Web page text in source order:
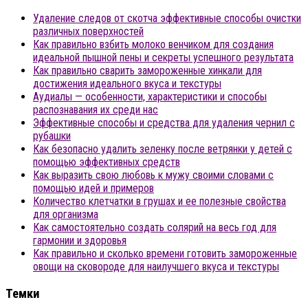
Удаление следов от скотча эффективные способы очистки
различных поверхностей
Как правильно взбить молоко венчиком для создания
идеальной пышной пены и секреты успешного результата
Как правильно сварить замороженные хинкали для
достижения идеального вкуса и текстуры
Аудиалы — особенности, характеристики и способы
распознавания их среди нас
Эффективные способы и средства для удаления чернил с
рубашки
Как безопасно удалить зеленку после ветрянки у детей с
помощью эффективных средств
Как выразить свою любовь к мужу своими словами с
помощью идей и примеров
Количество клетчатки в грушах и ее полезные свойства
для организма
Как самостоятельно создать солярий на весь год для
гармонии и здоровья
Как правильно и сколько времени готовить замороженные
овощи на сковороде для наилучшего вкуса и текстуры
Темки